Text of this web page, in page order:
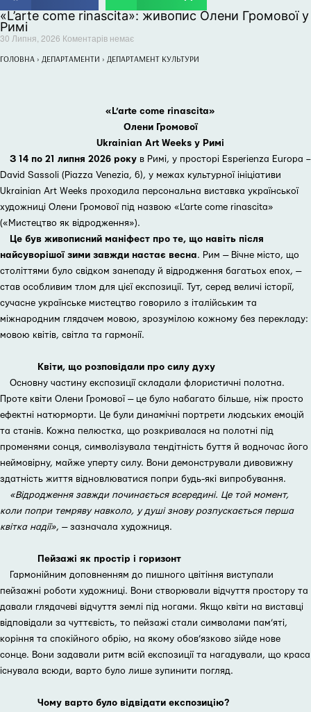
«L’arte come rinascita»: живопис Олени Громової у
Римі
30 Липня, 2026 Коментарів немає
ГОЛОВНА › ДЕПАРТАМЕНТИ › ДЕПАРТАМЕНТ КУЛЬТУРИ
«L’arte come rinascita»
Олени Громової
Ukrainian Art Weeks у Римі
З 14 по 21 липня 2026 року в Римі, у просторі Esperienza Europa –
David Sassoli (Piazza Venezia, 6), у межах культурної ініціативи
Ukrainian Art Weeks проходила персональна виставка української
художниці Олени Громової під назвою «L’arte come rinascita»
(«Мистецтво як відродження»).
Це був живописний маніфест про те, що навіть після
найсуворішої зими завжди настає весна. Рим — Вічне місто, що
століттями було свідком занепаду й відродження багатьох епох, —
став особливим тлом для цієї експозиції. Тут, серед величі історії,
сучасне українське мистецтво говорило з італійським та
міжнародним глядачем мовою, зрозумілою кожному без перекладу:
мовою квітів, світла та гармонії.
Квіти, що розповідали про силу духу
Основну частину експозиції складали флористичні полотна.
Проте квіти Олени Громової — це було набагато більше, ніж просто
ефектні натюрморти. Це були динамічні портрети людських емоцій
та станів. Кожна пелюстка, що розкривалася на полотні під
променями сонця, символізувала тендітність буття й водночас його
неймовірну, майже уперту силу. Вони демонстрували дивовижну
здатність життя відновлюватися попри будь-які випробування.
«Відродження завжди починається всередині. Це той момент,
коли попри темряву навколо, у душі знову розпускається перша
квітка надії», — зазначала художниця.
Пейзажі як простір і горизонт
Гармонійним доповненням до пишного цвітіння виступали
пейзажні роботи художниці. Вони створювали відчуття простору та
давали глядачеві відчуття землі під ногами. Якщо квіти на виставці
відповідали за чуттєвість, то пейзажі стали символами пам’яті,
коріння та спокійного обрію, на якому обов’язково зійде нове
сонце. Вони задавали ритм всій експозиції та нагадували, що краса
існувала всюди, варто було лише зупинити погляд.
Чому варто було відвідати експозицію?